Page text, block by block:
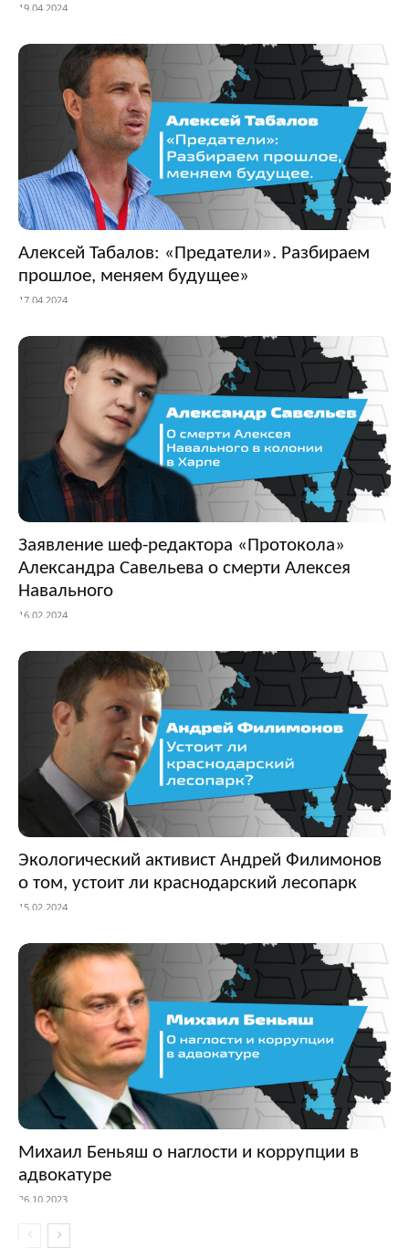
19.04.2024
Алексей Табалов: «Предатели». Разбираем
прошлое, меняем будущее»
17.04.2024
Заявление шеф-редактора «Протокола»
Александра Савельева о смерти Алексея
Навального
16.02.2024
Экологический активист Андрей Филимонов
о том, устоит ли краснодарский лесопарк
15.02.2024
Михаил Беньяш о наглости и коррупции в
адвокатуре
26.10.2023